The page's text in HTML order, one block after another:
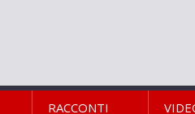
RACCONTI